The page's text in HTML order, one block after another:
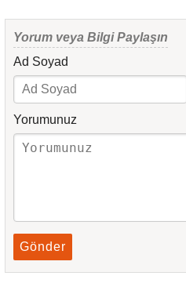
Yorum veya Bilgi Paylaşın
Ad Soyad
Yorumunuz
Gönder